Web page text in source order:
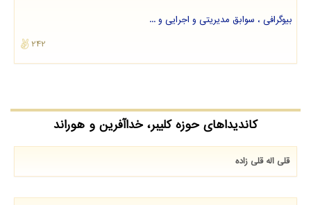
بیوگرافی ، سوابق مدیریتی و اجرایی و ...
242
کاندیداهای حوزه کلیبر، خداآفرین و هوراند
قلی اله قلی زاده